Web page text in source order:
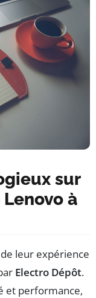
sur
à
leur expérience
Electro Dépôt.
et performance,